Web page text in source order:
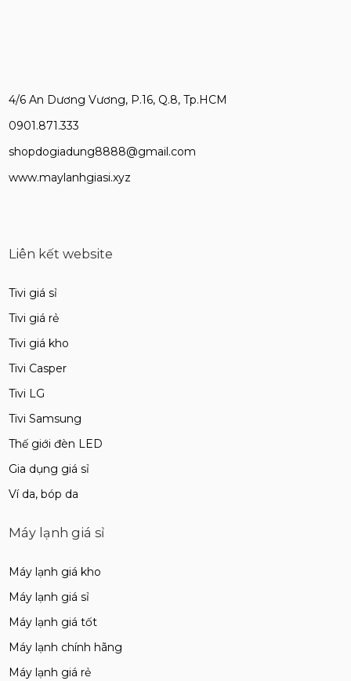
4/6 An Dương Vương, P.16, Q.8, Tp.HCM
0901.871.333
shopdogiadung8888@gmail.com
www.maylanhgiasi.xyz
Liên kết website
Tivi giá sỉ
Tivi giá rẻ
Tivi giá kho
Tivi Casper
Tivi LG
Tivi Samsung
Thế giới đèn LED
Gia dụng giá sỉ
Ví da, bóp da
Máy lạnh giá sỉ
Máy lạnh giá kho
Máy lạnh giá sỉ
Máy lạnh giá tốt
Máy lạnh chính hãng
Máy lạnh giá rẻ